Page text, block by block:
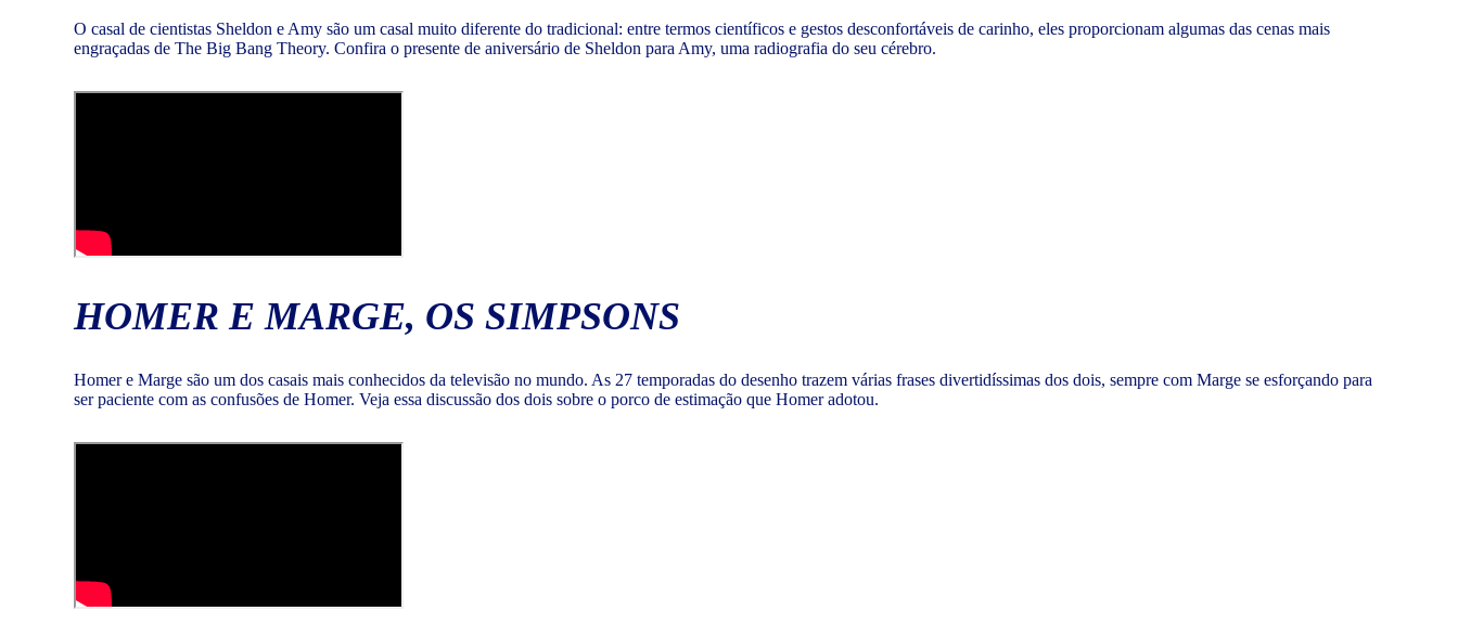
O casal de cientistas Sheldon e Amy são um casal muito diferente do tradicional: entre termos científicos e gestos desconfortáveis de carinho, eles proporcionam algumas das cenas mais
engraçadas de The Big Bang Theory. Confira o presente de aniversário de Sheldon para Amy, uma radiografia do seu cérebro.
HOMER E MARGE, OS SIMPSONS
Homer e Marge são um dos casais mais conhecidos da televisão no mundo. As 27 temporadas do desenho trazem várias frases divertidíssimas dos dois, sempre com Marge se esforçando para
ser paciente com as confusões de Homer. Veja essa discussão dos dois sobre o porco de estimação que Homer adotou.